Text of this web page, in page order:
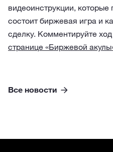
видеоинструкции, которые
состоит биржевая игра и
сделку. Комментируйте
странице «Биржевой
Все новости